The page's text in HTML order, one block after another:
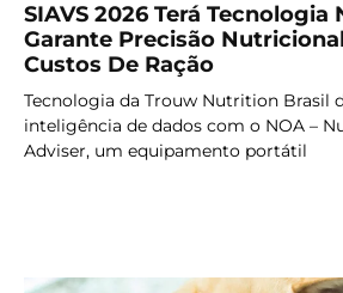
SIAVS 2026 Terá Tecnologia
Garante Precisão
Custos De Ração
Tecnologia da Trouw Nutrition Brasil
inteligência de dados com o NOA –
Adviser, um equipamento portátil